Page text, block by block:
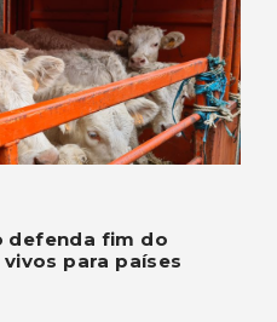
defenda fim do
para países